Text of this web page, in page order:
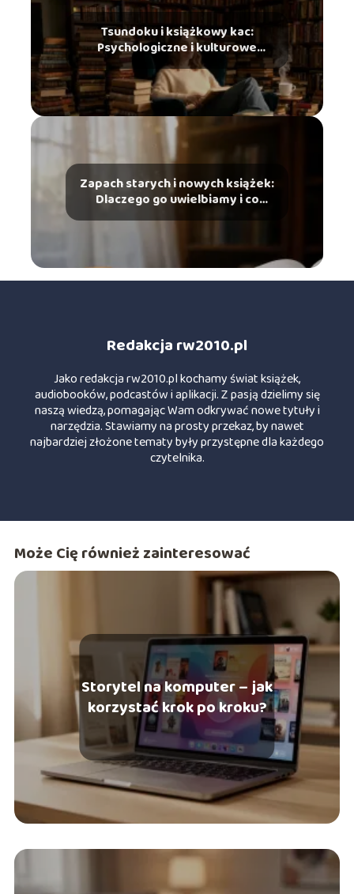
Tsundoku i książkowy kac:
Psychologiczne i kulturowe
zjawiska ze świata czytelników
Zapach starych i nowych książek:
Dlaczego go uwielbiamy i co
mówi o tym chemia?
Redakcja rw2010.pl
Jako redakcja rw2010.pl kochamy świat książek,
audiobooków, podcastów i aplikacji. Z pasją dzielimy się
naszą wiedzą, pomagając Wam odkrywać nowe tytuły i
narzędzia. Stawiamy na prosty przekaz, by nawet
najbardziej złożone tematy były przystępne dla każdego
czytelnika.
Może Cię również zainteresować
Storytel na komputer – jak
korzystać krok po kroku?